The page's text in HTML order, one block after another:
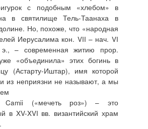
с подобным «хлебом» в
в святилище Тель-Таанаха в
Но, похоже, что «народная
Иерусалима кон. VII – нач. VI
– современная житию прор.
«объединила» этих богинь в
(Астарту-Иштар), имя которой
из неприязни не называют, а мы
Camii («мечеть роз») – это
в XV-XVI вв. византийский храм